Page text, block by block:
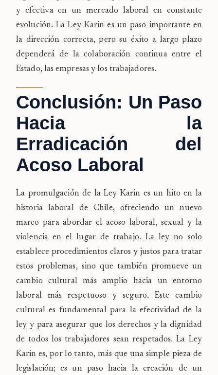
y efectiva en un mercado laboral en constante
evolución. La Ley Karin es un paso importante en
la dirección correcta, pero su éxito a largo plazo
dependerá de la colaboración continua entre el
Estado, las empresas y los trabajadores.
Conclusión: Un Paso
Hacia la
Erradicación del
Acoso Laboral
La promulgación de la Ley Karin es un hito en la
historia laboral de Chile, ofreciendo un nuevo
marco para abordar el acoso laboral, sexual y la
violencia en el lugar de trabajo. La ley no solo
establece procedimientos claros y justos para tratar
estos problemas, sino que también promueve un
cambio cultural más amplio hacia un entorno
laboral más respetuoso y seguro. Este cambio
cultural es fundamental para la efectividad de la
ley y para asegurar que los derechos y la dignidad
de todos los trabajadores sean respetados. La Ley
Karin es, por lo tanto, más que una simple pieza de
legislación; es un paso hacia la creación de un